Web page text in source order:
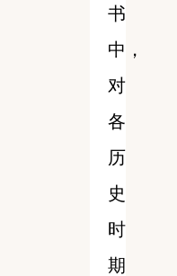
书
中，
对
各
历
史
时
期